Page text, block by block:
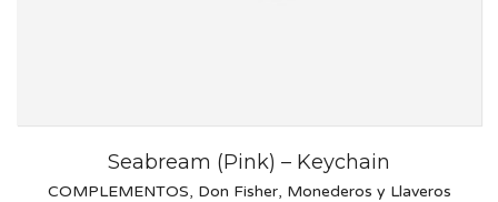
Seabream (Pink) – Keychain
COMPLEMENTOS, Don Fisher, Monederos y Llaveros